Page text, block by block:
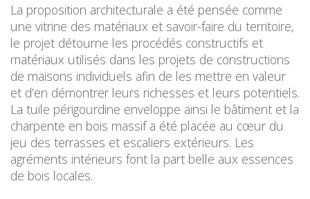
La proposition architecturale a été pensée comme
une vitrine des matériaux et savoir-faire du territoire,
le projet détourne les procédés constructifs et
matériaux utilisés dans les projets de constructions
de maisons individuels afin de les mettre en valeur
et d’en démontrer leurs richesses et leurs potentiels.
La tuile périgourdine enveloppe ainsi le bâtiment et la
charpente en bois massif a été placée au cœur du
jeu des terrasses et escaliers extérieurs. Les
agréments intérieurs font la part belle aux essences
de bois locales.